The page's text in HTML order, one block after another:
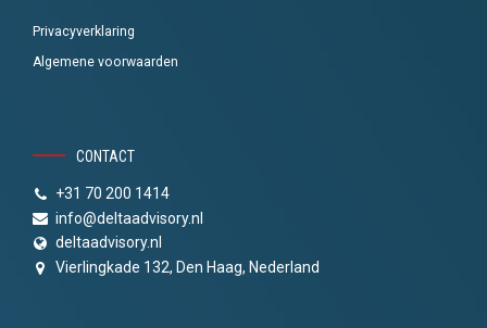
Privacyverklaring
Algemene voorwaarden
CONTACT
+31 70 200 1414
info@deltaadvisory.nl
deltaadvisory.nl
Vierlingkade 132, Den Haag, Nederland